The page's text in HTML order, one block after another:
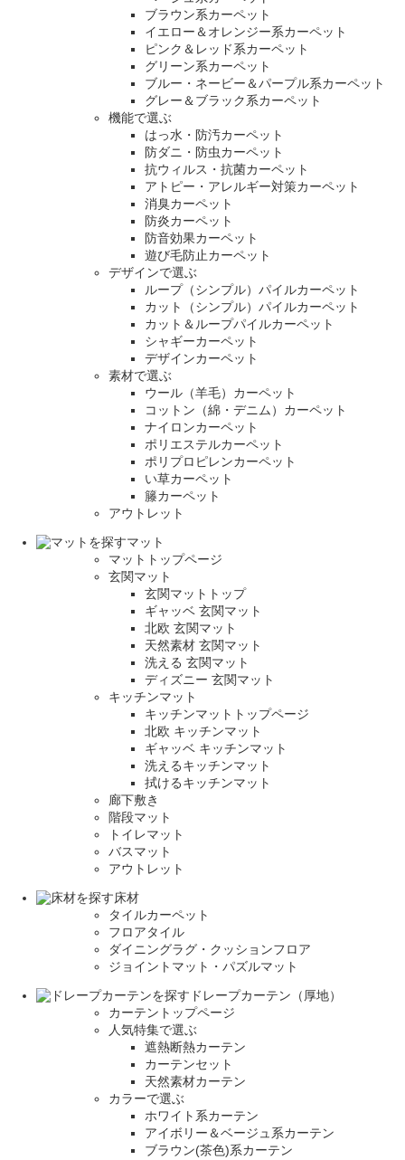
ブラウン系カーペット
イエロー＆オレンジー系カーペット
ピンク＆レッド系カーペット
グリーン系カーペット
ブルー・ネービー＆パープル系カーペット
グレー＆ブラック系カーペット
機能で選ぶ
はっ水・防汚カーペット
防ダニ・防虫カーペット
抗ウィルス・抗菌カーペット
アトピー・アレルギー対策カーペット
消臭カーペット
防炎カーペット
防音効果カーペット
遊び毛防止カーペット
デザインで選ぶ
ループ（シンプル）パイルカーペット
カット（シンプル）パイルカーペット
カット＆ループパイルカーペット
シャギーカーペット
デザインカーペット
素材で選ぶ
ウール（羊毛）カーペット
コットン（綿・デニム）カーペット
ナイロンカーペット
ポリエステルカーペット
ポリプロピレンカーペット
い草カーペット
籐カーペット
アウトレット
マット
マットトップページ
玄関マット
玄関マットトップ
ギャッベ 玄関マット
北欧 玄関マット
天然素材 玄関マット
洗える 玄関マット
ディズニー 玄関マット
キッチンマット
キッチンマットトップページ
北欧 キッチンマット
ギャッベ キッチンマット
洗えるキッチンマット
拭けるキッチンマット
廊下敷き
階段マット
トイレマット
バスマット
アウトレット
床材
タイルカーペット
フロアタイル
ダイニングラグ・クッションフロア
ジョイントマット・パズルマット
ドレープカーテン（厚地）
カーテントップページ
人気特集で選ぶ
遮熱断熱カーテン
カーテンセット
天然素材カーテン
カラーで選ぶ
ホワイト系カーテン
アイボリー＆ベージュ系カーテン
ブラウン(茶色)系カーテン